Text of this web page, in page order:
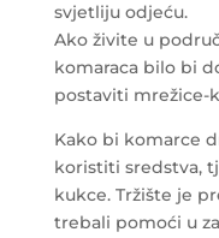
svjetliju odjeću.
Ako živite u
komaraca bilo bi
postaviti mrežice-
Kako bi komarce
koristiti sredstva,
kukce. Tržište je
trebali pomoći u